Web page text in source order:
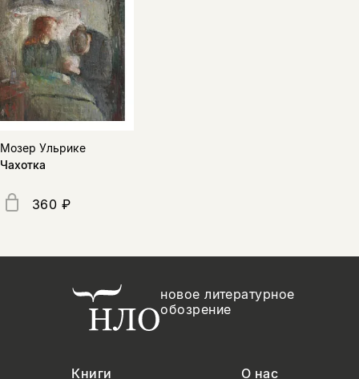
Мозер Ульрике
Чахотка
360 ₽
новое литературное
обозрение
Книги
О нас